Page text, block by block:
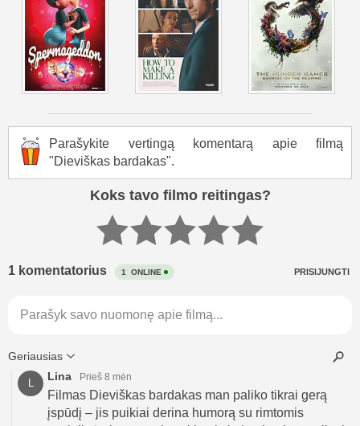
Parašykite vertingą komentarą apie filmą
"Dieviškas bardakas".